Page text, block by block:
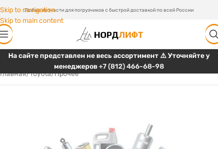
Skip to navigation
Skip to main content
Любые запчасти для погрузчиков с быстрой доставкой по всей России
На сайте представлен не весь ассортимент ⚠️ Уточняйте у
менеджеров+7 (812) 466-68-98
Главная/Toyota/Прочее